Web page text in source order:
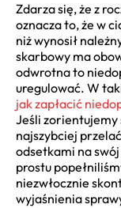
Zdarza się, że z
oznacza to, że w
niż wynosił
skarbowy ma
odwrotna to
uregulować. W
jak zapłacić
Jeśli zorientujemy
najszybciej
odsetkami na
prostu
niezwłocznie
wyjaśnienia